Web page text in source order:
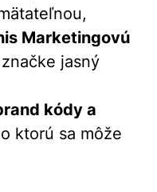
Marketingovú
jasný
kódy a
ktorú sa môže